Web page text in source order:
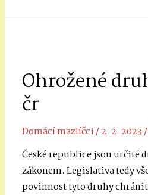
Ohrožené
čr
Domácí mazlíčci/2. 2. 2023
České republice jsou určité
zákonem. Legislativa tedy
povinnost tyto druhy